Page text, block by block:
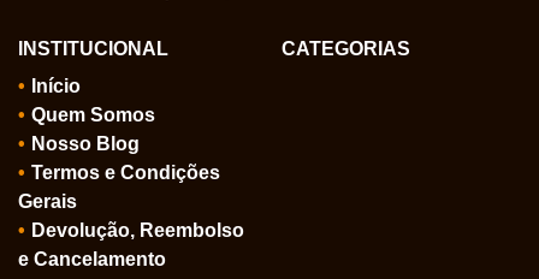
INSTITUCIONAL
Início
Quem Somos
Nosso Blog
Termos e Condições
Gerais
Devolução, Reembolso
e Cancelamento
CATEGORIAS